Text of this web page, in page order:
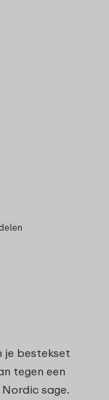
je bestekset
tegen een
sage.